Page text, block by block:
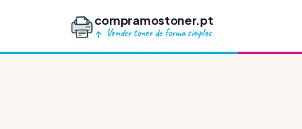
compramostoner.pt
Vender toner de forma simples